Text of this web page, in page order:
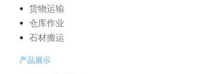
货物运输
仓库作业
石材搬运
产品展示